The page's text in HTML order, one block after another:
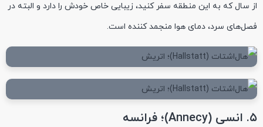
از سال که به این منطقه سفر کنید، زیبایی خاص خودش را دارد و البته در
فصل‌های سرد، دمای هوا منجمد کننده است.
۵. انسی (Annecy)؛ فرانسه